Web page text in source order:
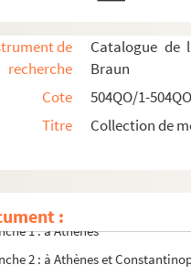
de
recherche
Catalogue de
Braun
Cote
504QO/1-
Titre
Collection de
:
par ou pour les
diplomatiques et
étrangères
1 : à Athènes
2 : à Athènes et